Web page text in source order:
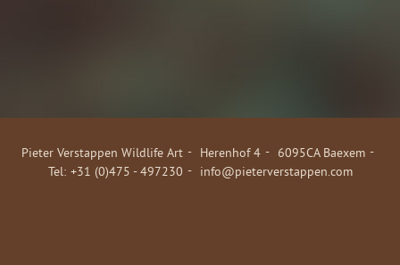
Pieter Verstappen Wildlife Art Herenhof 4
6095CA Baexem
+31 (0)475 - 497230
info@pieterverstappen.com